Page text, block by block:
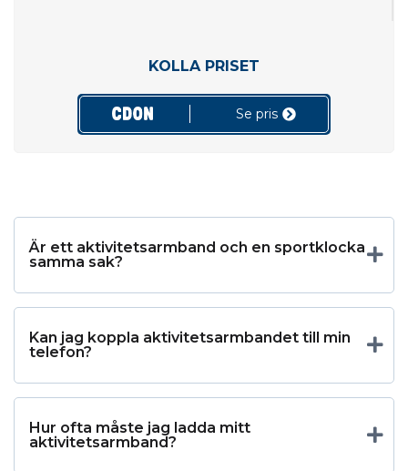
KOLLA PRISET
Se pris
Är ett aktivitetsarmband och en sportklocka
samma sak?
Kan jag koppla aktivitetsarmbandet till min
telefon?
Hur ofta måste jag ladda mitt
aktivitetsarmband?